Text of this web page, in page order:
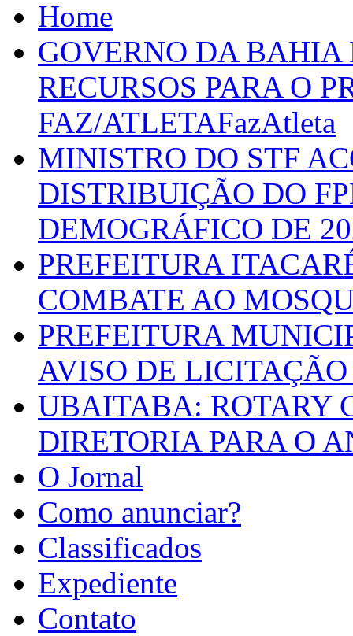
Home
GOVERNO DA
RECURSOS PARA O
FAZ/ATLETAFazAtleta
MINISTRO DO STF
DISTRIBUIÇÃO DO
DEMOGRÁFICO DE
PREFEITURA
COMBATE AO
PREFEITURA
AVISO DE LICITAÇÃO
UBAITABA: ROTARY
DIRETORIA PARA O
O Jornal
Como anunciar?
Classificados
Expediente
Contato